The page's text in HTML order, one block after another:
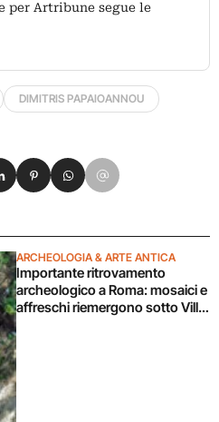
per Artribune segue le
DIMITRIS PAPAIOANNOU
ARCHEOLOGIA & ARTE ANTICA
Importante ritrovamento
archeologico a Roma: mosaici e
affreschi riemergono sotto Villa
su Xsu LinkedIn
Condividi su Pinterest
Condividi su WhatsApp
Condividi su Email